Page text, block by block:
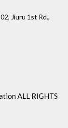
Jiuru 1st Rd.,
ALL RIGHTS